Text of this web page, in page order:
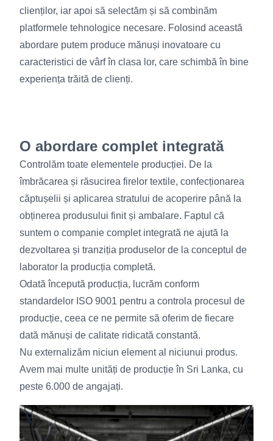
clienților, iar apoi să selectăm și să combinăm
platformele tehnologice necesare. Folosind această
abordare putem produce mănuși inovatoare cu
caracteristici de vârf în clasa lor, care schimbă în bine
experiența trăită de clienți.
O abordare complet integrată
Controlăm toate elementele producției. De la
îmbrăcarea și răsucirea firelor textile, confecționarea
căptușelii și aplicarea stratului de acoperire până la
obținerea produsului finit și ambalare. Faptul că
suntem o companie complet integrată ne ajută la
dezvoltarea și tranziția produselor de la conceptul de
laborator la producția completă.
Odată începută producția, lucrăm conform
standardelor ISO 9001 pentru a controla procesul de
producție, ceea ce ne permite să oferim de fiecare
dată mănuși de calitate ridicată constantă.
Nu externalizăm niciun element al niciunui produs.
Avem mai multe unități de producție în Sri Lanka, cu
peste 6.000 de angajați.